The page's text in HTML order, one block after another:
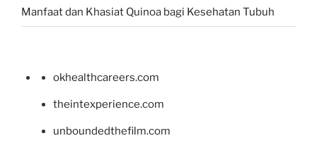
Manfaat dan Khasiat Quinoa bagi Kesehatan Tubuh
okhealthcareers.com
theintexperience.com
unboundedthefilm.com